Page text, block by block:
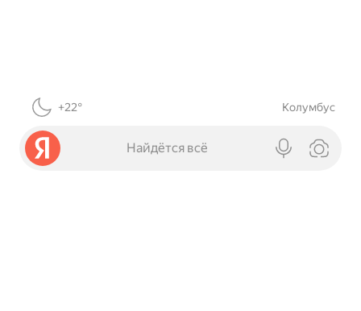
+22° Колумбус
Найдётся всё